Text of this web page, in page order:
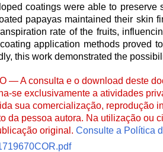
coatings were able to preserve
papayas maintained their skin
rate of the fruits,
application methods proved
this work demonstrated the
— A consulta e o download deste
se exclusivamente a atividades
sua comercialização, reprodução
da pessoa autora. Na utilização ou
original. Consulte a Política